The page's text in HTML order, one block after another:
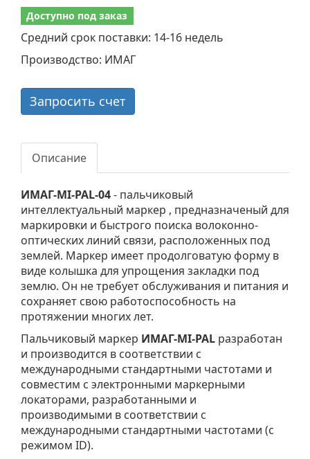
Доступно под заказ
Средний срок поставки: 14-16 недель
Производство: ИМАГ
Запросить счет
Описание
ИМАГ-MI-PAL-04- пальчиковый
интеллектуальный маркер , предназначеный для
маркировки и быстрого поиска волоконно-
оптических линий связи, расположенных под
землей. Маркер имеет продолговатую форму в
виде колышка для упрощения закладки под
землю. Он не требует обслуживания и питания и
сохраняет свою работоспособность на
протяжении многих лет.
Пальчиковый маркер ИМАГ-MI-PAL разработан
и производится в соответствии с
международными стандартными частотами и
совместим с электронными маркерными
локаторами, разработанными и
производимыми в соответствии с
международными стандартными частотами (с
режимом ID).